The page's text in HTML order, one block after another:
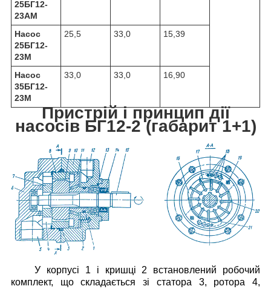
25БГ12-
23АМ
Насос
25БГ12-
23М
25,5 33,0 15,39
Насос
35БГ12-
23М
33,0 33,0 16,90
Пристрій і принцип дії
насосів БГ12-2 (габарит 1+1)
У корпусі 1 і кришці 2 встановлений робочий
комплект, що складається зі статора 3, ротора 4,